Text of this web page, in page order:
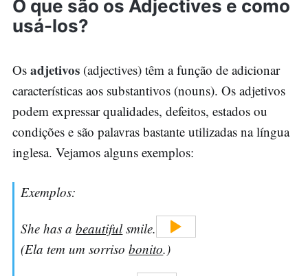
O que são os Adjectives e como
usá-los?
Os adjetivos(adjectives) têm a função de adicionar
características aos substantivos (nouns). Os adjetivos
podem expressar qualidades, defeitos, estados ou
condições e são palavras bastante utilizadas na língua
inglesa. Vejamos alguns exemplos:
Exemplos:
She has abeautifulsmile.
(Ela tem um sorrisobonito.)